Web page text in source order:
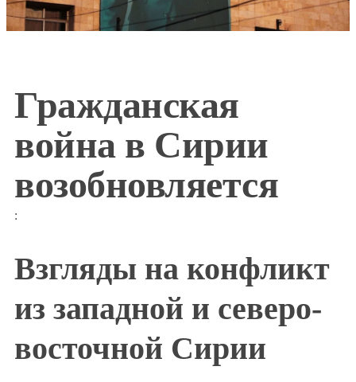
Гражданская
война в Сирии
возобновляется
:
Взгляды на конфликт
из западной и северо-
восточной Сирии